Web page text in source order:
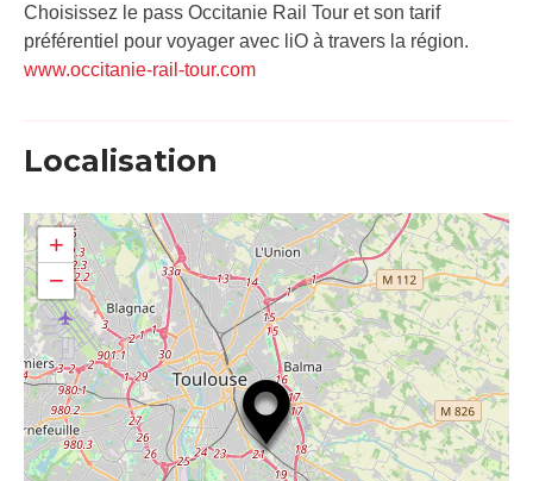
Choisissez le pass Occitanie Rail Tour et son tarif
préférentiel pour voyager avec liO à travers la région.
www.occitanie-rail-tour.com
Localisation
+
−